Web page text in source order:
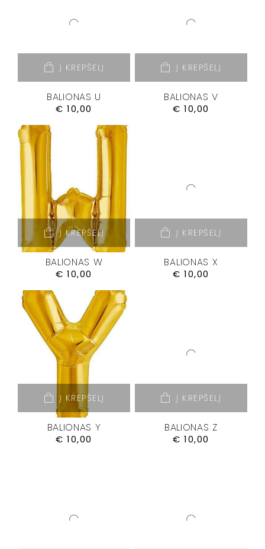
Į KREPŠELĮ
BALIONAS U
€ 10,00
Į KREPŠELĮ
BALIONAS V
€ 10,00
Į KREPŠELĮ
BALIONAS W
€ 10,00
Į KREPŠELĮ
BALIONAS X
€ 10,00
Į KREPŠELĮ
BALIONAS Y
€ 10,00
Į KREPŠELĮ
BALIONAS Z
€ 10,00